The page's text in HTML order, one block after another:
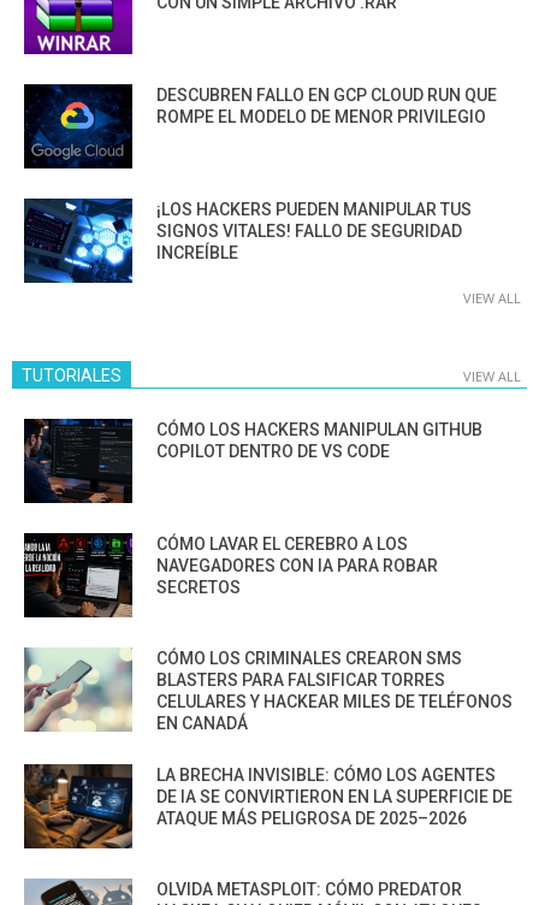
DESCUBREN FALLO EN GCP CLOUD RUN QUE
ROMPE EL MODELO DE MENOR PRIVILEGIO
¡LOS HACKERS PUEDEN MANIPULAR TUS
SIGNOS VITALES! FALLO DE SEGURIDAD
INCREÍBLE
VIEW ALL
TUTORIALES VIEW ALL
CÓMO LOS HACKERS MANIPULAN GITHUB
COPILOT DENTRO DE VS CODE
CÓMO LAVAR EL CEREBRO A LOS
NAVEGADORES CON IA PARA ROBAR
SECRETOS
CÓMO LOS CRIMINALES CREARON SMS
BLASTERS PARA FALSIFICAR TORRES
CELULARES Y HACKEAR MILES DE TELÉFONOS
EN CANADÁ
LA BRECHA INVISIBLE: CÓMO LOS AGENTES
DE IA SE CONVIRTIERON EN LA SUPERFICIE DE
ATAQUE MÁS PELIGROSA DE 2025–2026
OLVIDA METASPLOIT: CÓMO PREDATOR